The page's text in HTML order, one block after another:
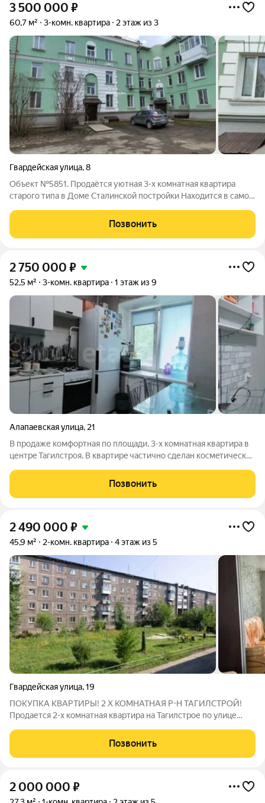
3 500 000 ₽
60,7 м² 3-комн. квартира 2 этаж из 3
Гвардейская улица,8
Объект №5851. Продаётся уютная 3-х комнатная квартира
старого типа в Доме Сталинской постройки Находится в самом
историческая лепнина Дом после капитального ремонта,
новая система отопления и
Позвонить
2 750 000 ₽
52,5 м² 3-комн. квартира 1 этаж из 9
Алапаевская улица, 21
В продаже комфортная по площади, 3-х комнатная квaртиpа в
центpe Taгилcтроя. B квapтиpe частично cделан космeтичеcкий
-раздельный. У дома имеются свободные парковочные места.
Локация дома отличается
Позвонить
2 490 000 ₽
45,9 м² 2-комн. квартира 4 этаж из 5
Гвардейская улица,19
ПОКУПКА КВАРТИРЫ! 2 Х КОМНАТНАЯ Р-Н ТАГИЛСТРОЙ!
Продается 2-х комнатная квартира на Тагилстрое по улице
инфраструктура рядом, общая площадь квартиры 43,9 м2,
комнаты раздельно, санузел раздельно, 4 этаж,
Позвонить
2 000 000 ₽